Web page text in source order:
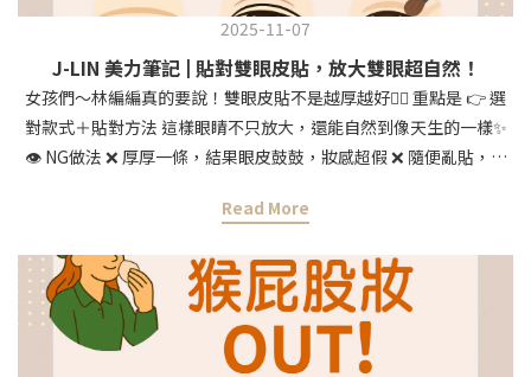
2025-11-07
J-LIN 美力筆記 | 貼對雙眼皮貼，放大雙眼超自然！
女孩們～林編編真的要說！雙眼皮貼不是越厚越好🙅‍♀️ 重點是 👉 選
對款式＋貼對方法 這樣眼睛不只放大，還能自然到像天生的一樣✨
👁 NG做法 ❌ 厚厚一條，結果眼皮鼓鼓，妝感超假 ❌ 隨便亂貼，位
款（網狀、透膚色最加分！） ✔ 貼在真正的摺線上，而不是硬壓出
機： 想要自然放大眼神，記得「貼薄不貼厚」，越細緻的雙眼皮
貼，越能無痕修飾眼型！🌸 完美雙眼皮，靠對的工具就搞定！ 林編
編親測推薦，超服貼、超隱形，貼了像天生的一樣💖 👉
https://jlin.beauty/9N8ly#jlin #JLIN美妝工具 #雙眼皮貼
Read More